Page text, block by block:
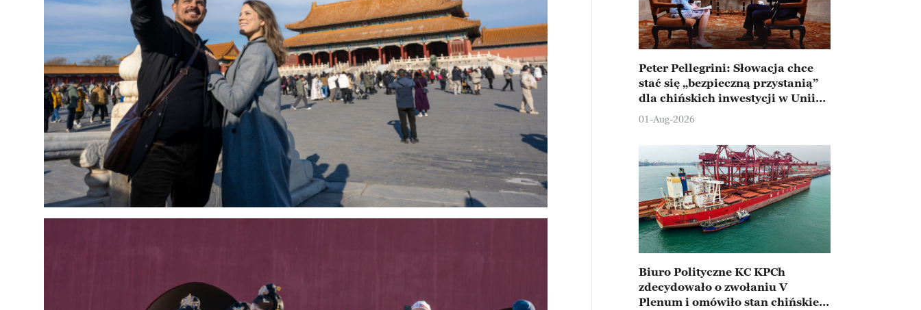
Peter Pellegrini: Słowacja chce
stać się „bezpieczną przystanią”
dla chińskich inwestycji w Unii
Europejskiej
01-Aug-2026
Biuro Polityczne KC KPCh
zdecydowało o zwołaniu V
Plenum i omówiło stan chińskiej